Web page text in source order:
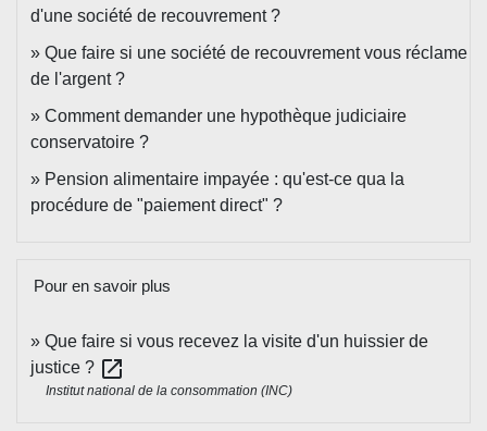
d'une société de recouvrement ?
Que faire si une société de recouvrement vous réclame
de l'argent ?
Comment demander une hypothèque judiciaire
conservatoire ?
Pension alimentaire impayée : qu'est-ce qua la
procédure de "paiement direct" ?
Pour en savoir plus
Que faire si vous recevez la visite d'un huissier de
justice ? open_in_new
Institut national de la consommation (INC)